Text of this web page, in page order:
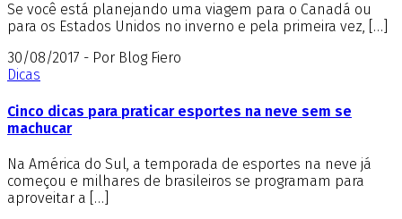
Se você está planejando uma viagem para o Canadá ou
para os Estados Unidos no inverno e pela primeira vez, […]
30/08/2017 - Por Blog Fiero
Dicas
Cinco dicas para praticar esportes na neve sem se
machucar
Na América do Sul, a temporada de esportes na neve já
começou e milhares de brasileiros se programam para
aproveitar a […]